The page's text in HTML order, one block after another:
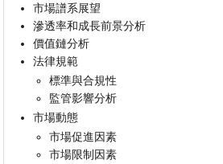
市場譜系展望
滲透率和成長前景分析
價值鏈分析
法律規範
標準與合規性
監管影響分析
市場動態
市場促進因素
市場限制因素